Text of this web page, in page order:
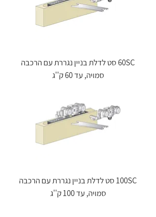
60SC סט לדלת בניין נגררת עם הרכבה
סמויה, עד 60 ק''ג
100SC סט לדלת בניין נגררת עם הרכבה
סמויה, עד 100 ק''ג